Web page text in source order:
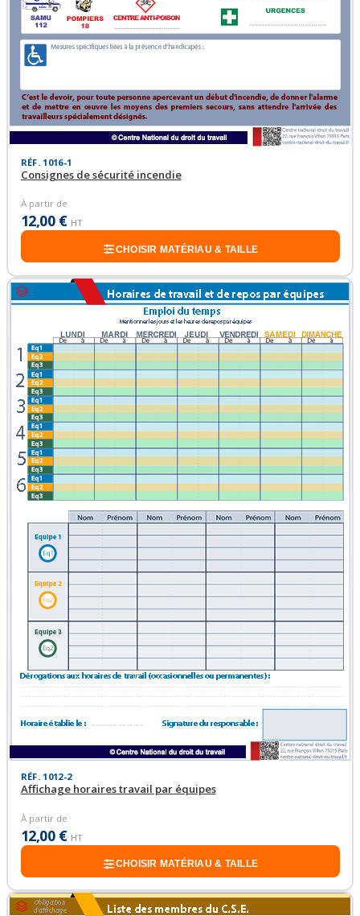
RÉF. 1016-1
Consignes de sécurité incendie
À partir de
12,00 € HT
CHOISIR MATÉRIAU & TAILLE
RÉF. 1012-2
Affichage horaires travail par équipes
À partir de
12,00 € HT
CHOISIR MATÉRIAU & TAILLE